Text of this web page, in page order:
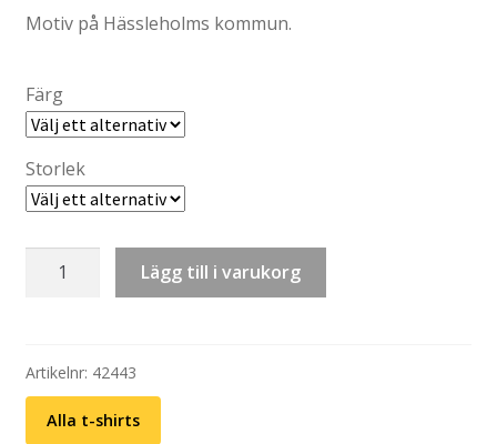
kr 249,00
Motiv på Hässleholms kommun.
Färg
Storlek
Lägg till i varukorg
Artikelnr: 42443
Alla t-shirts